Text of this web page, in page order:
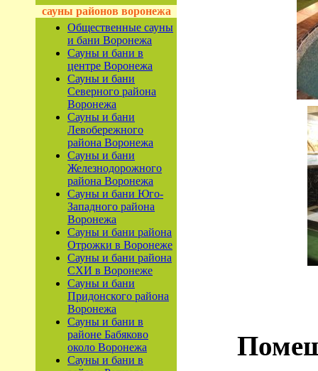
сауны районов воронежа
Общественные сауны
и бани Воронежа
Сауны и бани в
центре Воронежа
Сауны и бани
Северного района
Воронежа
Сауны и бани
Левобережного
района Воронежа
Сауны и бани
Железнодорожного
района Воронежа
Сауны и бани Юго-
Западного района
Воронежа
Сауны и бани района
Отрожки в Воронеже
Сауны и бани района
СХИ в Воронеже
Сауны и бани
Придонского района
Воронежа
Сауны и бани в
районе Бабяково
около Воронежа
Сауны и бани в